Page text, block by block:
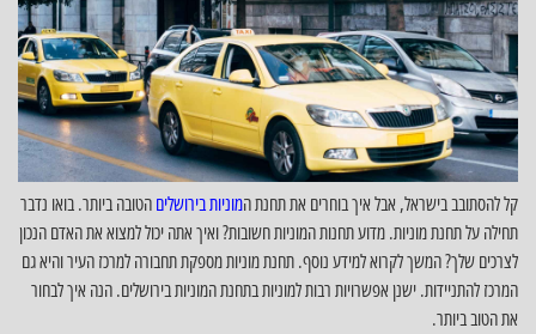
קל להסתובב בישראל, אבל איך בוחרים את תחנת המוניות בירושליםהטובה ביותר. בואו נדבר
תחילה על תחנת מוניות. מדוע תחנות המוניות חשובות? ואיך אתה יכול למצוא את האדם הנכון
לצרכים שלך? המשך לקרוא למידע נוסף. תחנת מוניות מספקת תחבורה למרכז העיר והיא גם
המרכז להתניידות. ישנן אפשרויות רבות למוניות בתחנת המוניות בירושלים. הנה איך לבחור
את הטוב ביותר.